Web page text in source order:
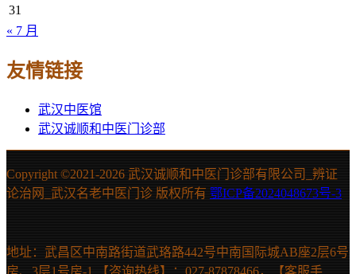
31
« 7 月
友情链接
武汉中医馆
武汉诚顺和中医门诊部
Copyright ©2021-2026 武汉诚顺和中医门诊部有限公司_辨证
论治网_武汉名老中医门诊 版权所有 鄂ICP备2024048673号-3
地址：武昌区中南路街道武珞路442号中南国际城AB座2层6号
房、3层1号房-1 【咨询热线】：027-87878466，【客服手